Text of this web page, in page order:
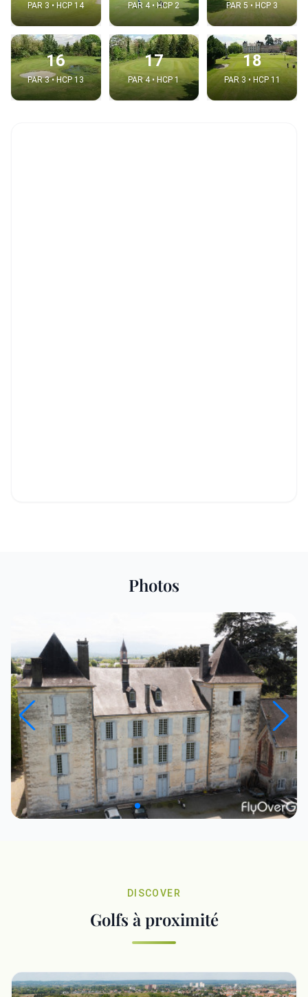
PAR 3 • HCP 14 PAR 4 • HCP 2 PAR 5 • HCP 3
16
PAR 3 • HCP 13
17
PAR 4 • HCP 1
18
PAR 3 • HCP 11
Photos
DISCOVER
Golfs à proximité